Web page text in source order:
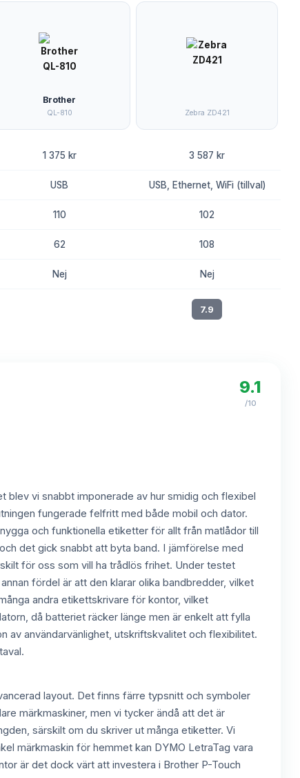
Brother
QL-810 Zebra ZD421
1 375 kr 3 587 kr
USB USB, Ethernet, WiFi (tillval)
110 102
62 108
Nej Nej
7.9
9.1
/10
vi snabbt imponerade av hur smidig och flexibel
fungerade felfritt med både mobil och dator.
och funktionella etiketter för allt från matlådor till
det gick snabbt att byta band. I jämförelse med
för oss som vill ha trådlös frihet. Under testet
fördel är att den klarar olika bandbredder, vilket
andra etikettskrivare för kontor, vilket
då batteriet räcker länge men är enkelt att fylla
av användarvänlighet, utskriftskvalitet och flexibilitet.
layout. Det finns färre typsnitt och symboler
märkmaskiner, men vi tycker ändå att det är
särskilt om du skriver ut många etiketter. Vi
märkmaskin för hemmet kan DYMO LetraTag vara
är det dock värt att investera i Brother P-Touch